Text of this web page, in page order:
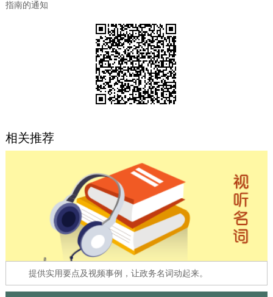
利企服务
阳光政务
在线访谈
北京概况 十六区概览 人文北京
绿色北京 图说北京 视频北京
多语种
指南的通知
相关推荐
提供实用要点及视频事例，让政务名词动起来。